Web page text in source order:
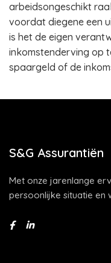
arbeidsongeschikt
voordat diegene een
is het de eigen
inkomstenderving op
spaargeld of de
S&G Assurantiën
Met onze jarenlange
persoonlijke situatie en